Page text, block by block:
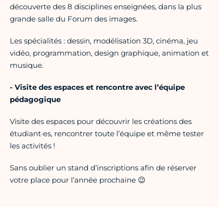
découverte des 8 disciplines enseignées, dans la plus
grande salle du Forum des images.
Les spécialités : dessin, modélisation 3D, cinéma, jeu
vidéo, programmation, design graphique, animation et
musique.
- Visite des espaces et rencontre avec l’équipe
pédagogique
Visite des espaces pour découvrir les créations des
étudiant·es, rencontrer toute l’équipe et même tester
les activités !
Sans oublier un stand d’inscriptions afin de réserver
votre place pour l’année prochaine 😉